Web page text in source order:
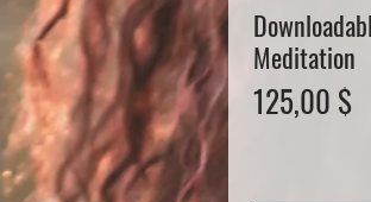
Meditation
Preis
125,00 $